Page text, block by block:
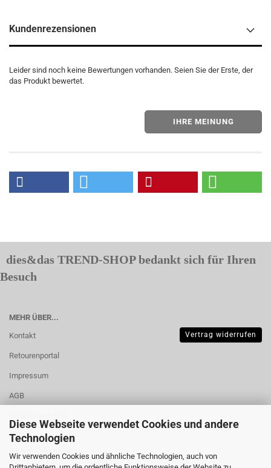
Diese Webseite verwendet Cookies und andere
Technologien
Wir verwenden Cookies und ähnliche Technologien, auch von
Kundenrezensionen
Leider sind noch keine Bewertungen vorhanden. Seien Sie der Erste, der
das Produkt bewertet.
IHRE MEINUNG
dies&das TREND-SHOP bedankt sich für Ihren
Besuch
MEHR ÜBER...
Kontakt
Retourenportal
Impressum
AGB
Muster-
Widerrufsformular
Vertrag widerrufen